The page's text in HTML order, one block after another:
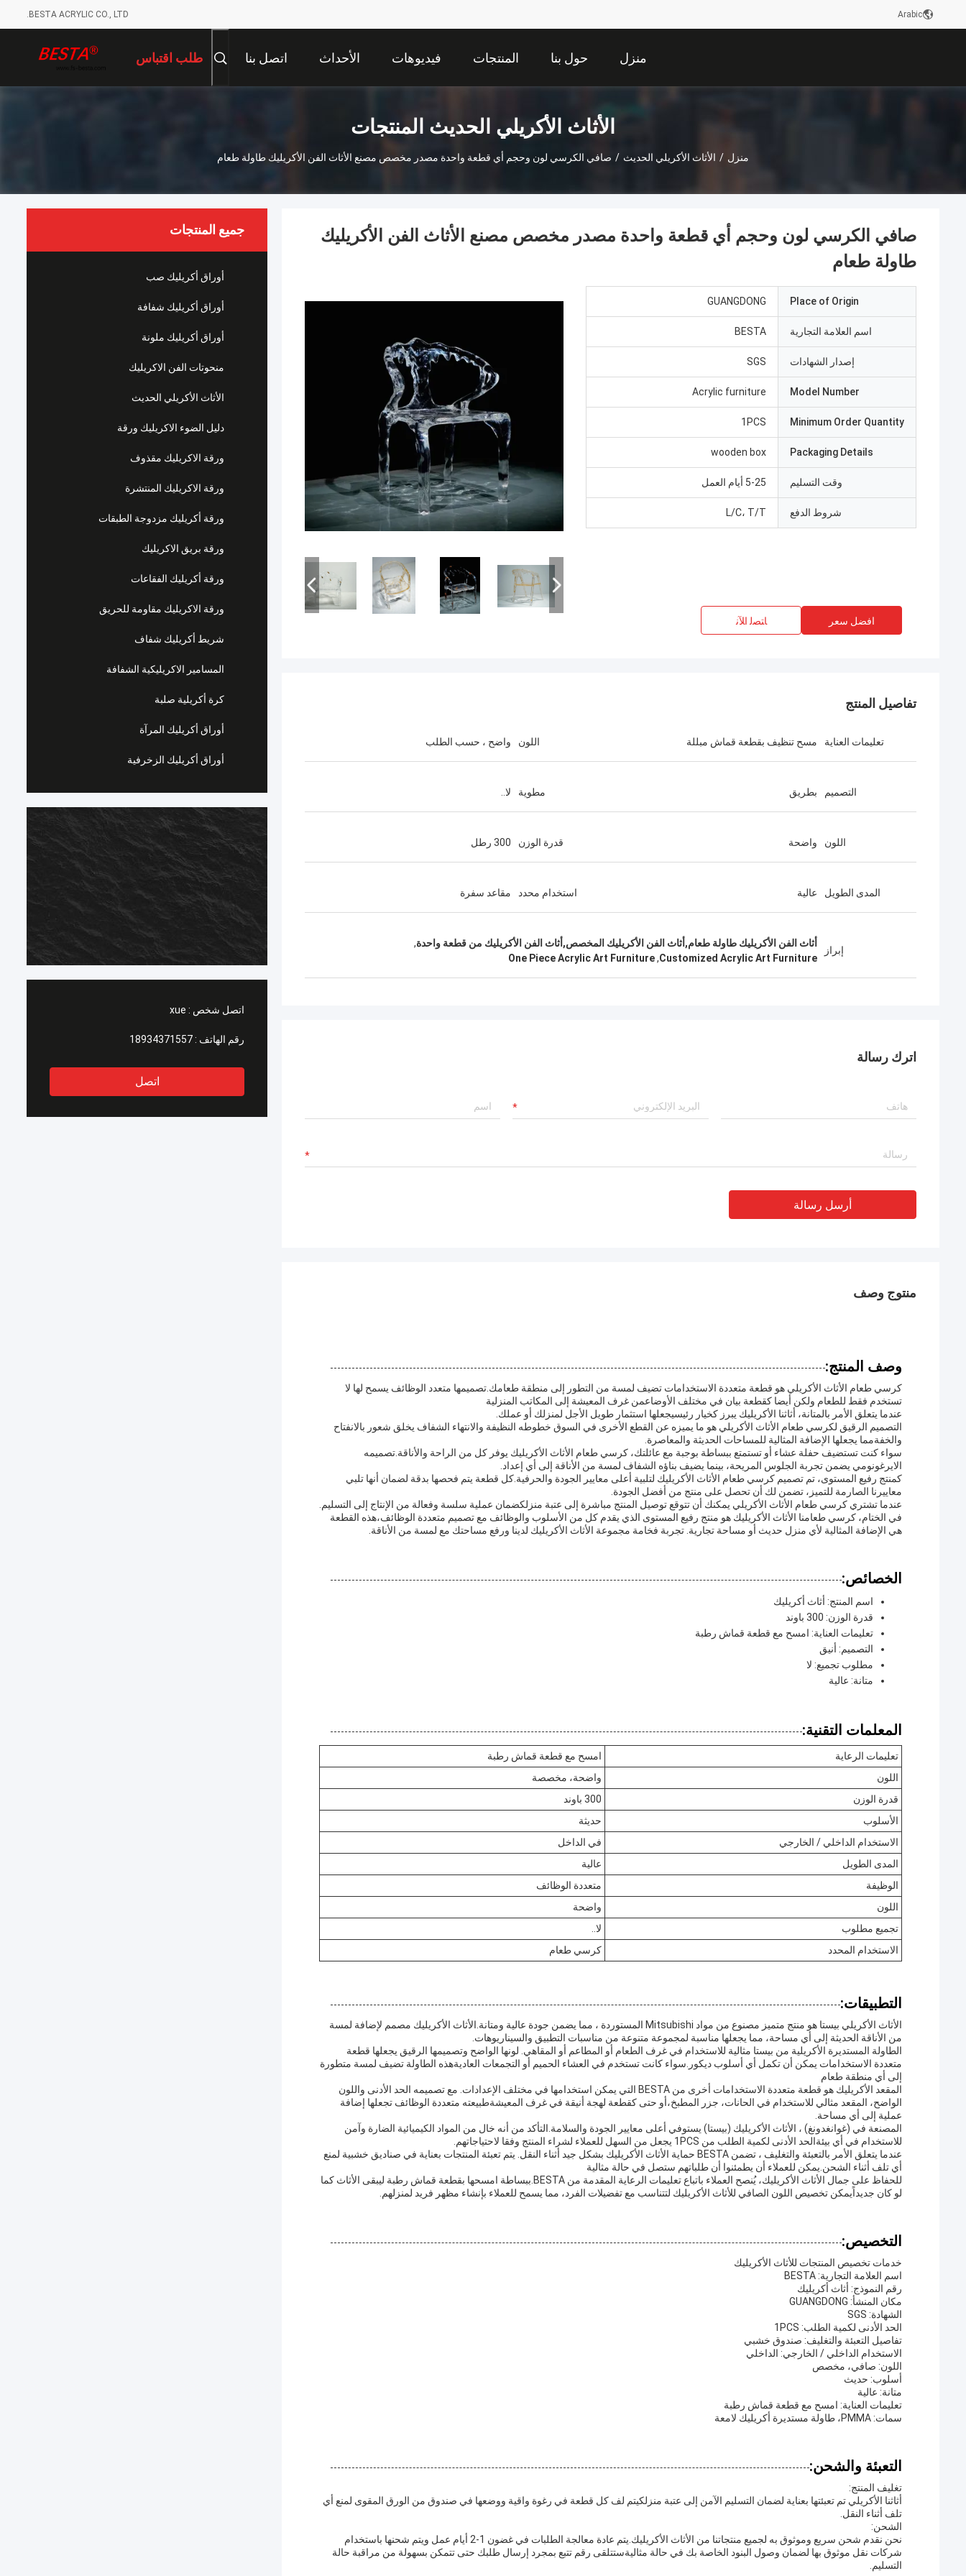
BESTA ACRYLIC CO., LTD. Arabic
منزل حول بنا المنتجات فيديوهات الأحداث اتصل بنا طلب اقتباس
الأثاث الأكريلي الحديث المنتجات
منزل / الأثاث الأكريلي الحديث / صافي الكرسي لون وحجم أي قطعة واحدة مصدر مخصص مصنع الأثاث الفن الأكريليك طاولة طعام
جميع المنتجات
أوراق أكريليك صب
أوراق أكريليك شفافة
أوراق أكريليك ملونة
منحوتات الفن الاكريليك
الأثاث الأكريلي الحديث
دليل الضوء الاكريليك ورقة
ورقة الاكريليك مقذوف
ورقة الاكريليك المنتشرة
ورقة أكريليك مزدوجة الطبقات
ورقة بريق الاكريليك
ورقة أكريليك الفقاعات
ورقة الاكريليك مقاومة للحريق
شريط أكريليك شفاف
المسامير الاكريليكية الشفافة
كرة أكريلية صلبة
أوراق أكريليك المرآة
أوراق أكريليك الزخرفية
اتصل شخص : xue
رقم الهاتف :18934371557
اتصل
صافي الكرسي لون وحجم أي قطعة واحدة مصدر مخصص مصنع الأثاث الفن الأكريليك
طاولة طعام
Place of Origin
GUANGDONG
اسم العلامة التجارية BESTA
إصدار الشهادات SGS
Model Number
Acrylic furniture
Minimum Order Quantity
1PCS
Packaging Details
wooden box
وقت التسليم 5-25 أيام العمل
شروط الدفع L/C، T/T
افضل سعر ﺎﺘﺼﻟ ﺍﻶﻧ
تفاصيل المنتج
تعليمات العناية مسح تنظيف بقطعة قماش مبللة اللون واضح ، حسب الطلب
التصميم بطريق مطوية لا..
اللون واضحة قدرة الوزن 300 رطل
المدى الطويل عالية استخدام محدد مقاعد سفرة
إبراز
أثاث الفن الأكريليك طاولة طعام,أثاث الفن الأكريليك المخصص,أثاث الفن الأكريليك من قطعة واحدة,
Customized Acrylic Art Furniture
,
One Piece Acrylic Art Furniture
اترك رسالة
أرسل رسالة
منتوج وصف
وصف المنتج:
كرسي طعام الأثاث الأكريلي هو قطعة متعددة الاستخدامات تضيف لمسة من التطور إلى منطقة طعامك.تصميمها متعدد الوظائف يسمح لها لا
تستخدم فقط للطعام ولكن أيضا كقطعة بيان في مختلف الأوضاعمن غرف المعيشة إلى المكاتب المنزلية
عندما يتعلق الأمر بالمتانة، أثاثنا الأكريليك يبرز كخيار رئيسيجعلها استثمار طويل الأجل لمنزلك أو عملك.
التصميم الرقيق لكرسي طعام الأثاث الأكريلي هو ما يميزه عن القطع الأخرى في السوق خطوطه النظيفة والانتهاء الشفاف يخلق شعور بالانفتاح
والخفةمما يجعلها الإضافة المثالية للمساحات الحديثة والمعاصرة.
سواء كنت تستضيف حفلة عشاء أو تستمتع ببساطة بوجبة مع عائلتك، كرسي طعام الأثاث الأكريليك يوفر كل من الراحة والأناقة.تصميمه
الايرغونومي يضمن تجربة الجلوس المريحة، بينما يضيف بناؤه الشفاف لمسة من الأناقة إلى أي إعداد.
كمنتج رفيع المستوى، تم تصميم كرسي طعام الأثاث الأكريليك لتلبية أعلى معايير الجودة والحرفية.كل قطعة يتم فحصها بدقة لضمان أنها تلبي
معاييرنا الصارمة للتميز، تضمن لك أن تحصل على منتج من أفضل الجودة.
عندما تشتري كرسي طعام الأثاث الأكريلي يمكنك أن تتوقع توصيل المنتج مباشرة إلى عتبة منزلكضمان عملية سلسة وفعالة من الإنتاج إلى التسليم.
في الختام، كرسي طعامنا الأثاث الأكريليك هو منتج رفيع المستوى الذي يقدم كل من الأسلوب والوظائف مع تصميم متعددة الوظائف،هذه القطعة
هي الإضافة المثالية لأي منزل حديث أو مساحة تجارية. تجربة فخامة مجموعة الأثاث الأكريليك لدينا ورفع مساحتك مع لمسة من الأناقة.
الخصائص:
اسم المنتج: أثاث أكريليك
قدرة الوزن: 300 باوند
تعليمات العناية: امسح مع قطعة قماش رطبة
التصميم: أنيق
مطلوب تجميع: لا
متانة: عالية
المعلمات التقنية:
تعليمات الرعاية
امسح مع قطعة قماش رطبة
اللون
واضحة، مخصصة
قدرة الوزن
300 باوند
الأسلوب
حديثة
الاستخدام الداخلي / الخارجي
في الداخل
المدى الطويل
عالية
الوظيفة
متعددة الوظائف
اللون
واضحة
تجميع مطلوب
لا..
الاستخدام المحدد
كرسي طعام
التطبيقات:
الأثاث الأكريلي بيستا هو منتج متميز مصنوع من مواد Mitsubishi المستوردة ، مما يضمن جودة عالية ومتانة.الأثاث الأكريليك مصمم لإضافة لمسة
من الأناقة الحديثة إلى أي مساحة، مما يجعلها مناسبة لمجموعة متنوعة من مناسبات التطبيق والسيناريوهات.
الطاولة المستديرة الأكريلية من بيستا مثالية للاستخدام في غرف الطعام أو المطاعم أو المقاهي. لونها الواضح وتصميمها الرقيق يجعلها قطعة
متعددة الاستخدامات يمكن أن تكمل أي أسلوب ديكور.سواء كانت تستخدم في العشاء الحميم أو التجمعات العاديةهذه الطاولة تضيف لمسة متطورة
إلى أي منطقة طعام
المقعد الأكريليك هو قطعة متعددة الاستخدامات أخرى من BESTA التي يمكن استخدامها في مختلف الإعدادات. مع تصميمه الحد الأدنى واللون
الواضح، المقعد مثالي للاستخدام في الحانات، جزر المطبخ،أو حتى كقطعة لهجة أنيقة في غرف المعيشةطبيعته متعددة الوظائف تجعلها إضافة
عملية إلى أي مساحة.
المصنعة في (غوانغدونغ) ، الأثاث الأكريليك (بيستا) يستوفي أعلى معايير الجودة والسلامة.التأكد من أنه خال من المواد الكيميائية الضارة وآمن
للاستخدام في أي بيئةالحد الأدنى لكمية الطلب من 1PCS يجعل من السهل للعملاء لشراء المنتج وفقا لاحتياجاتهم.
عندما يتعلق الأمر بالتعبئة والتغليف ، تضمن BESTA حماية الأثاث الأكريليك بشكل جيد أثناء النقل. يتم تعبئة المنتجات بعناية في صناديق خشبية لمنع
أي تلف أثناء الشحن.يمكن للعملاء أن يطمئنوا أن طلباتهم ستصل في حالة مثالية
للحفاظ على جمال الأثاث الأكريليك، يُنصح العملاء باتباع تعليمات الرعاية المقدمة من BESTA.ببساطة امسحها بقطعة قماش رطبة ليبقى الأثاث كما
لو كان جديداًيمكن تخصيص اللون الصافي للأثاث الأكريليك لتتناسب مع تفضيلات الفرد، مما يسمح للعملاء بإنشاء مظهر فريد لمنزلهم.
التخصيص:
خدمات تخصيص المنتجات للأثاث الأكريليك
اسم العلامة التجارية: BESTA
رقم النموذج: أثاث أكريليك
مكان المنشأ: GUANGDONG
الشهادة: SGS
الحد الأدنى لكمية الطلب: 1PCS
تفاصيل التعبئة والتغليف: صندوق خشبي
الاستخدام الداخلي / الخارجي: الداخلي
اللون: صافي، مخصص
أسلوب: حديث
متانة: عالية
تعليمات العناية: امسح مع قطعة قماش رطبة
سمات: PMMA، طاولة مستديرة أكريليك لامعة
التعبئة والشحن:
تغليف المنتج:
أثاثنا الأكريلي تم تعبئتها بعناية لضمان التسليم الآمن إلى عتبة منزلكيتم لف كل قطعة في رغوة واقية ووضعها في صندوق من الورق المقوى لمنع أي
تلف أثناء النقل.
الشحن:
نحن نقدم شحن سريع وموثوق به لجميع منتجاتنا من الأثاث الأكريليك.يتم عادة معالجة الطلبات في غضون 1-2 أيام عمل ويتم شحنها باستخدام
شركات نقل موثوق بها لضمان وصول البنود الخاصة بك في حالة مثاليةستتلقى رقم تتبع بمجرد إرسال طلبك حتى تتمكن بسهولة من مراقبة حالة
التسليم.